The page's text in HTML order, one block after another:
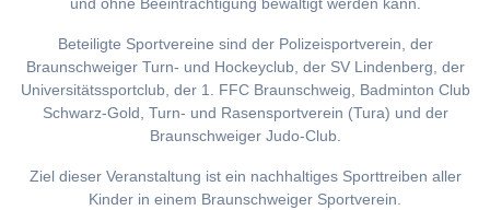
und ohne Beeinträchtigung bewältigt werden kann.
Beteiligte Sportvereine sind der Polizeisportverein, der
Braunschweiger Turn- und Hockeyclub, der SV Lindenberg, der
Universitätssportclub, der 1. FFC Braunschweig, Badminton Club
Schwarz-Gold, Turn- und Rasensportverein (Tura) und der
Braunschweiger Judo-Club.
Ziel dieser Veranstaltung ist ein nachhaltiges Sporttreiben aller
Kinder in einem Braunschweiger Sportverein.